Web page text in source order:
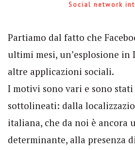
Social network
Partiamo dal fatto che
ultimi mesi, un’esplosione in
altre applicazioni sociali.
I motivi sono vari e sono
sottolineati: dalla
italiana, che da noi è ancora
determinante, alla presenza